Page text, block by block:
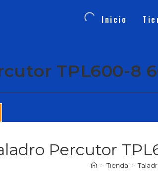
Inicio
TPL600-8
Percutor
> Tienda >